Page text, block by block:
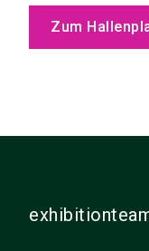
Zum